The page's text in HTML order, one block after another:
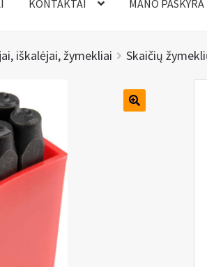
KONTAKTAI MANO PASKYRA
iškalėjai, žymekliai Skaičių